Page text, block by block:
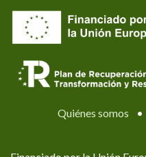
Quiénes somos •